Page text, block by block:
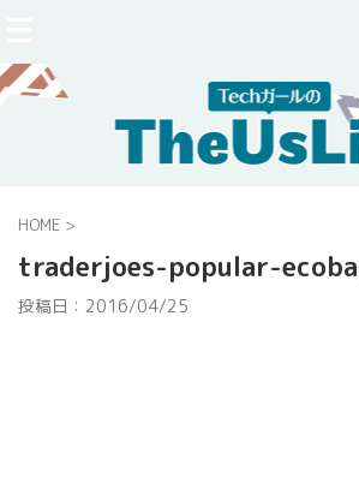
HOME >
traderjoes-popular-
投稿日： 2016/04/25